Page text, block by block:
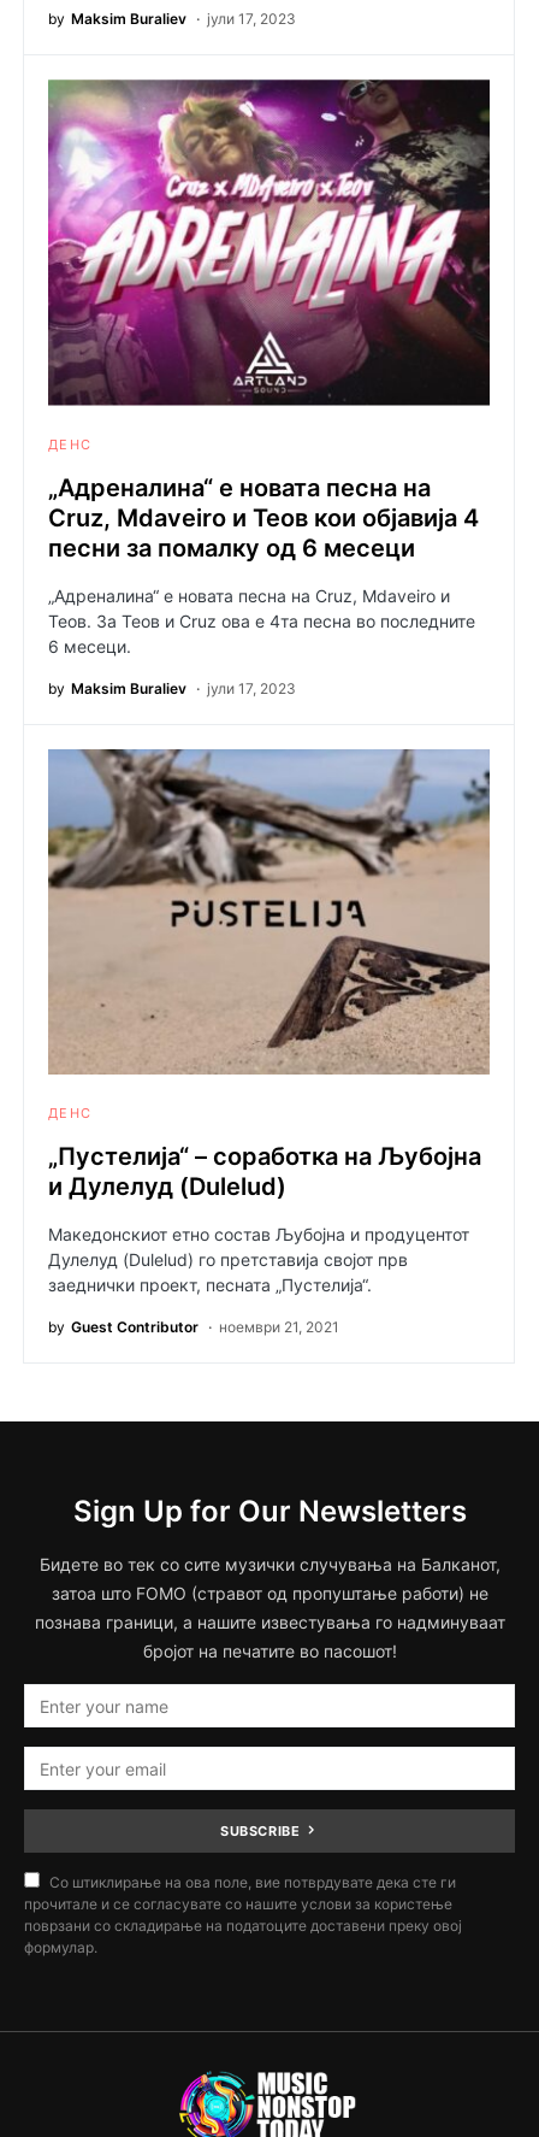
by Maksim Buraliev јули 17, 2023
ДЕНС
„Адреналина“ е новата песна на
Cruz, Mdaveiro и Теов кои објавија 4
песни за помалку од 6 месеци
„Адреналина“ е новата песна на Cruz, Mdaveiro и
Теов. За Теов и Cruz ова е 4та песна во последните
6 месеци.
by Maksim Buraliev јули 17, 2023
ДЕНС
„Пустелија“ – соработка на Љубојна
и Дулелуд (Dulelud)
Македонскиот етно состав Љубојна и продуцентот
Дулелуд (Dulelud) го претставија својот прв
заеднички проект, песната „Пустелија“.
by Guest Contributor ноември 21, 2021
Sign Up for Our Newsletters
Бидете во тек со сите музички случувања на Балканот,
затоа што FOMO (стравот од пропуштање работи) не
познава граници, а нашите известувања го надминуваат
бројот на печатите во пасошот!
SUBSCRIBE
Со штиклирање на ова поле, вие потврдувате дека сте ги
прочитале и се согласувате со нашите услови за користење
поврзани со складирање на податоците доставени преку овој
формулар.